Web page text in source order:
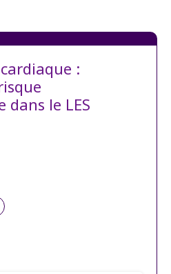
:
dans le LES